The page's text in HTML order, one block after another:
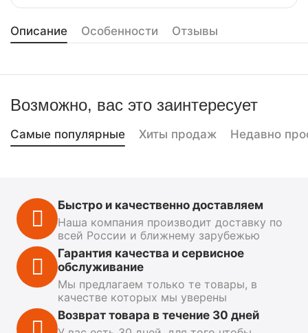
Описание Особенности Отзывы
Возможно, вас это заинтересует
Самые популярные Хиты продаж Недавно
Быстро и качественно доставляем
Наша компания производит доставку по
всей России и ближнему зарубежью
Гарантия качества и сервисное
обслуживание
Мы предлагаем только те товары, в
качестве которых мы уверены
Возврат товара в течение 30 дней